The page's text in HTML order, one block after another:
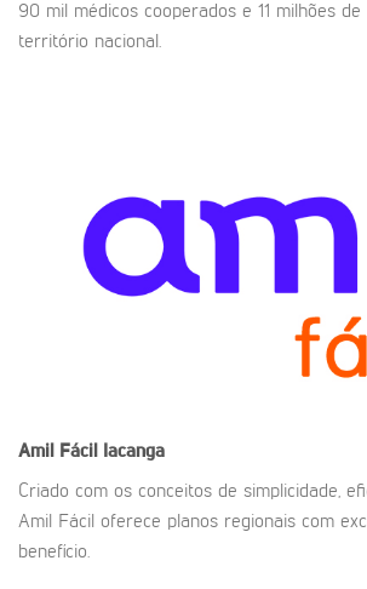
90 mil médicos cooperados e 11 milhões
território nacional.
Amil Fácil Iacanga
Criado com os conceitos de simplicidade,
Amil Fácil oferece planos regionais com
benefício.